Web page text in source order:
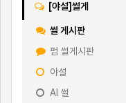
[야설]썰게
썰 게시판
펌 썰게시판
야설
AI 썰